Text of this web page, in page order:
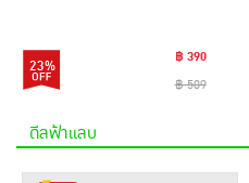
23%
฿ 390
฿ 509
ดีลฟ้าแลบ